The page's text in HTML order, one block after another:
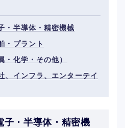
・半導体・精密機械
・プラント
・化学・その他）
、インフラ、エンターテイ
子・半導体・精密機